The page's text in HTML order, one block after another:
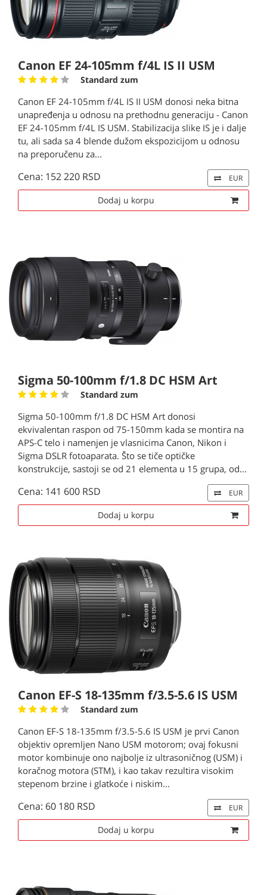
Canon EF 24-105mm f/4L IS II USM
Standard zum
Canon EF 24-105mm f/4L IS II USM donosi neka bitna
unapređenja u odnosu na prethodnu generaciju - Canon
EF 24-105mm f/4L IS USM. Stabilizacija slike IS je i dalje
tu, ali sada sa 4 blende dužom ekspozicijom u odnosu
na preporučenu za...
Cena: 152 220 RSD EUR
Dodaj u korpu
Sigma 50-100mm f/1.8 DC HSM Art
Standard zum
Sigma 50-100mm f/1.8 DC HSM Art donosi
ekvivalentan raspon od 75-150mm kada se montira na
APS-C telo i namenjen je vlasnicima Canon, Nikon i
Sigma DSLR fotoaparata. Što se tiče optičke
konstrukcije, sastoji se od 21 elementa u 15 grupa, od...
Cena: 141 600 RSD EUR
Dodaj u korpu
Canon EF-S 18-135mm f/3.5-5.6 IS USM
Standard zum
Canon EF-S 18-135mm f/3.5-5.6 IS USM je prvi Canon
objektiv opremljen Nano USM motorom; ovaj fokusni
motor kombinuje ono najbolje iz ultrasoničnog (USM) i
koračnog motora (STM), i kao takav rezultira visokim
stepenom brzine i glatkoće i niskim...
Cena: 60 180 RSD EUR
Dodaj u korpu